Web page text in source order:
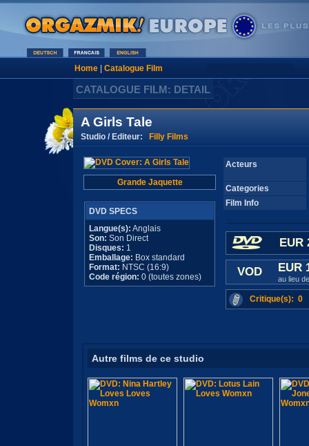
Home| Catalogue Film
CATALOGUE FILM: DETAIL
A Girls Tale
Studio / Editeur: Filly Films
Grande Jaquette
DVD SPECS
Langue(s): Anglais
Son: Son Direct
Disques: 1
Emballage: Box standard
Format: NTSC (16:9)
Code région: 0 (toutes zones)
Acteurs
Categories
Film Info
EUR
VOD EUR
au lieu
Critique(s): 0
Autre films de ce studio